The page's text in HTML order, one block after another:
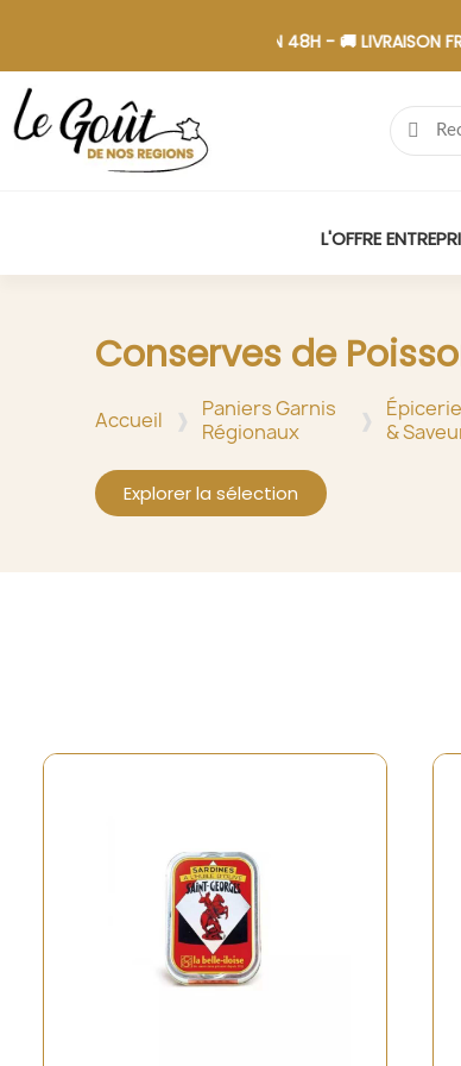
SÉCURISÉ - 📋 DEVIS EN 48H - 🚚 LIVRAISON FRANCE
L'OFFRE
Conserves de
Accueil
Paniers Garnis
Régionaux
&
Explorer la sélection